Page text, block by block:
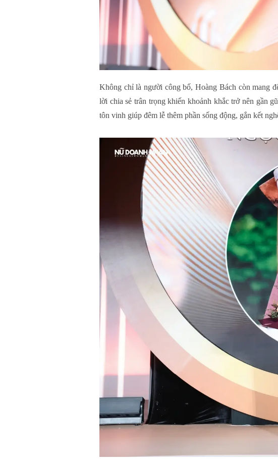
Không chỉ là người công bố, Hoàng Bách còn mang
lời chia sẻ trân trọng khiến khoảnh khắc trở nên gần
tôn vinh giúp đêm lễ thêm phần sống động, gắn kết